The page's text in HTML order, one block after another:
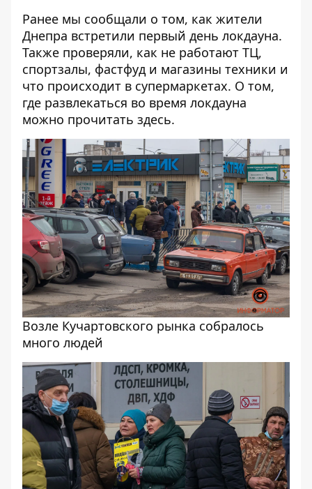
Ранее мы сообщали о том, как жители
Днепра встретили первый день локдауна.
Также проверяли, как не работают ТЦ,
спортзалы, фастфуд и магазины техники и
что происходит в супермаркетах. О том,
где развлекаться во время локдауна
можно прочитать здесь.
Возле Кучартовского рынка собралось
много людей